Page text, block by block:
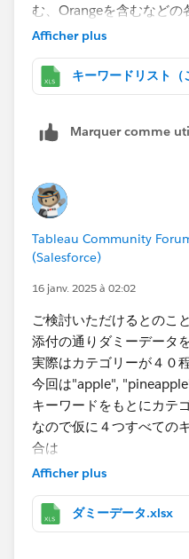
む、Orangeを含むなど
用意し、複数選択できる
「Appleを含む」OR「
されることが理想です。
Afficher plus
Marquer comme
Tableau Community
(Salesforce)
16 janv. 2025 à 02:02
ご検討いただけるとのこ
添付の通りダミーデータ
実際は​カテゴリーが４０
今回は"apple",
キーワードをもとにカテ
なので仮に４つすべての
合は
４行に分かれるイメージ
エクセルファイルに
理想です。
Afficher plus
ダミーデータ.xlsx